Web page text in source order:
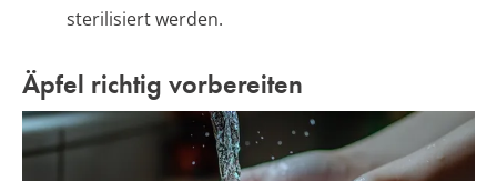
sterilisiert werden.
Äpfel richtig vorbereiten